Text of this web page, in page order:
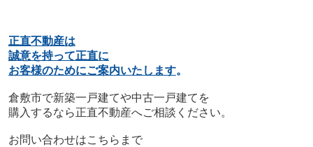
正直不動産は
誠意を持って正直に
お客様のためにご案内いたします。
倉敷市で新築一戸建てや中古一戸建てを
購入するなら正直不動産へご相談ください。
お問い合わせはこちらまで